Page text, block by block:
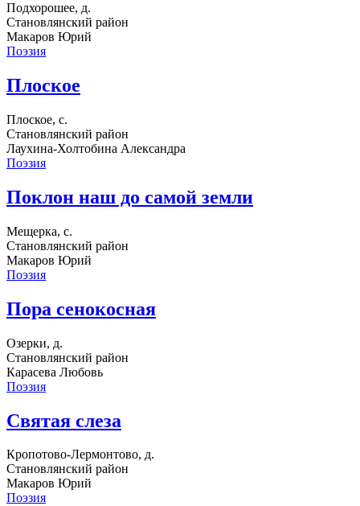
Подхорошее, д.
Становлянский район
Макаров Юрий
Поэзия
Плоское
Плоское, с.
Становлянский район
Лаухина-Холтобина Александра
Поэзия
Поклон наш до самой земли
Мещерка, с.
Становлянский район
Макаров Юрий
Поэзия
Пора сенокосная
Озерки, д.
Становлянский район
Карасева Любовь
Поэзия
Святая слеза
Кропотово-Лермонтово, д.
Становлянский район
Макаров Юрий
Поэзия